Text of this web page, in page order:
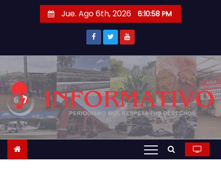
r
a
c
o
t
Jue. Ago 6th, 2026 6:10:59 PM